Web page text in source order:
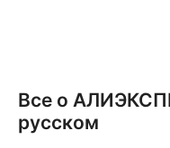
Все о
русском